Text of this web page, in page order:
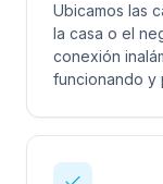
Ubicamos las
la casa o el
conexión
funcionando y